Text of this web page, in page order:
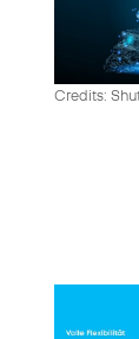
Credits: